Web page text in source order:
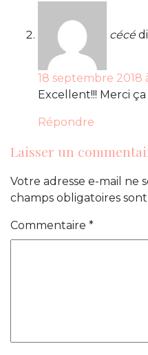
cécé
18 septembre 2018
Excellent!!! Merci
Répondre
Laisser un
Votre adresse e-mail ne
champs obligatoires
Commentaire *